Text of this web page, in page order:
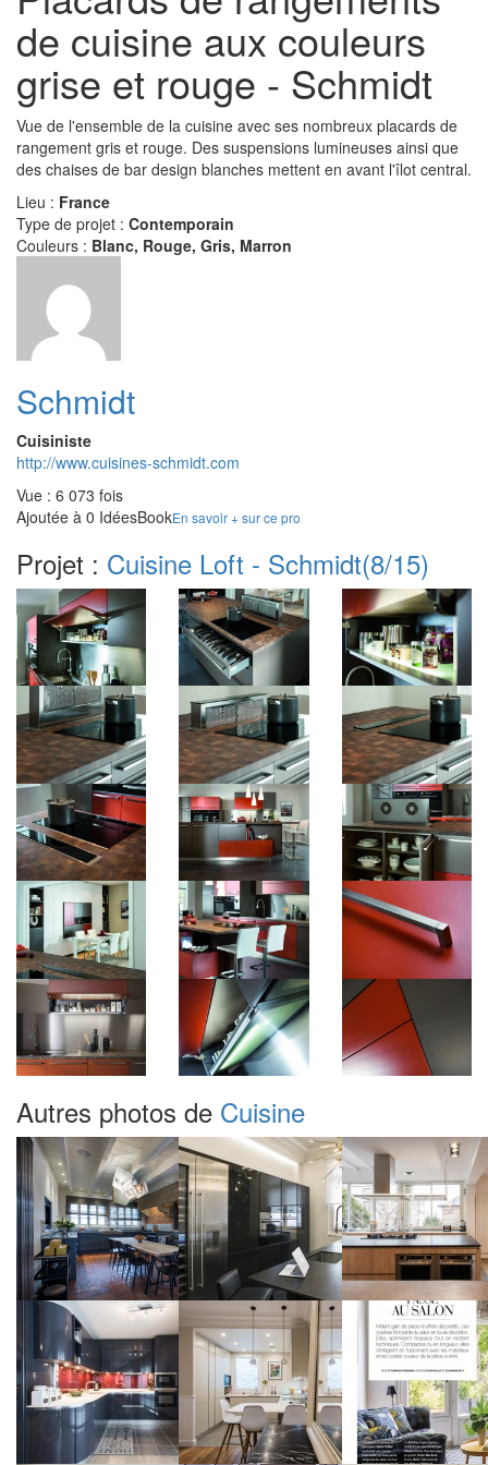
de cuisine aux couleurs
grise et rouge - Schmidt
Vue de l'ensemble de la cuisine avec ses nombreux placards de
rangement gris et rouge. Des suspensions lumineuses ainsi que
des chaises de bar design blanches mettent en avant l'îlot central.
Lieu : France
Type de projet : Contemporain
Couleurs : Blanc, Rouge, Gris, Marron
Schmidt
Cuisiniste
http://www.cuisines-schmidt.com
Vue : 6 073 fois
Ajoutée à 0 IdéesBookEn savoir + sur ce pro
Projet : Cuisine Loft - Schmidt(8/15)
Autres photos de Cuisine